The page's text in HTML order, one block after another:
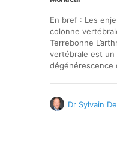
En bref : Les
colonne
Terrebonne
vertébrale est un
dégénérescence
Dr Sylvain